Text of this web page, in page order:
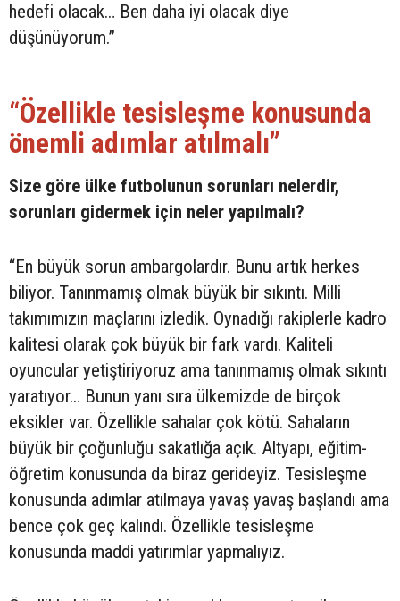
hedefi olacak… Ben daha iyi olacak diye
düşünüyorum.”
“Özellikle tesisleşme konusunda
önemli adımlar atılmalı”
Size göre ülke futbolunun sorunları nelerdir,
sorunları gidermek için neler yapılmalı?
“En büyük sorun ambargolardır. Bunu artık herkes
biliyor. Tanınmamış olmak büyük bir sıkıntı. Milli
takımımızın maçlarını izledik. Oynadığı rakiplerle kadro
kalitesi olarak çok büyük bir fark vardı. Kaliteli
oyuncular yetiştiriyoruz ama tanınmamış olmak sıkıntı
yaratıyor… Bunun yanı sıra ülkemizde de birçok
eksikler var. Özellikle sahalar çok kötü. Sahaların
büyük bir çoğunluğu sakatlığa açık. Altyapı, eğitim-
öğretim konusunda da biraz gerideyiz. Tesisleşme
konusunda adımlar atılmaya yavaş yavaş başlandı ama
bence çok geç kalındı. Özellikle tesisleşme
konusunda maddi yatırımlar yapmalıyız.